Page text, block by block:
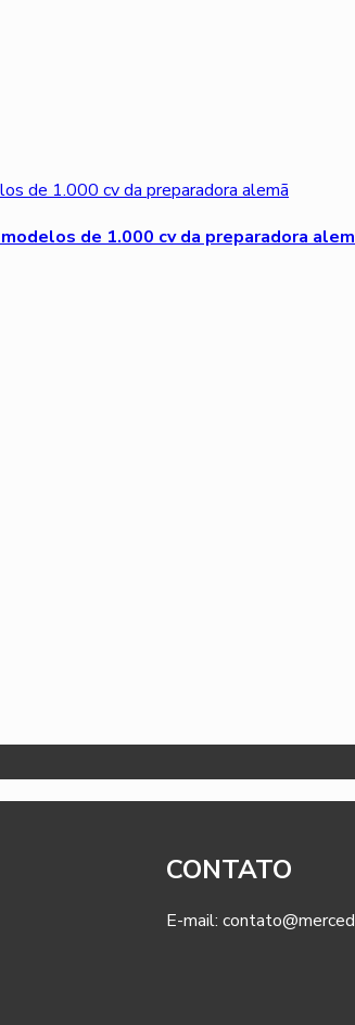
de 1.000 cv da preparadora
CONTATO
E-mail: